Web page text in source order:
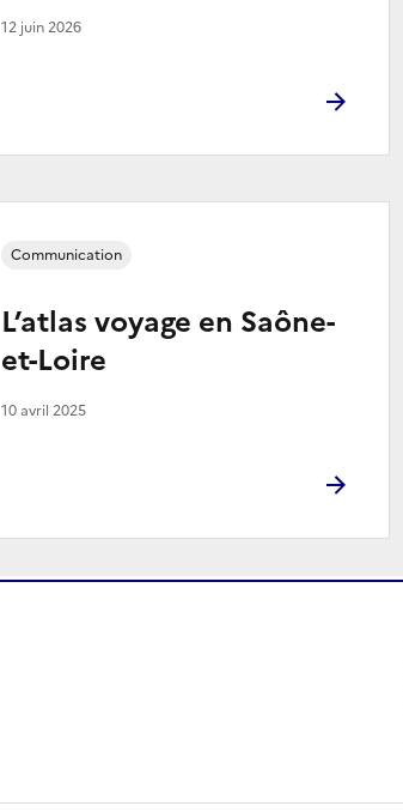
12 juin 2026
L’atlas voyage en Saône-
et-Loire
Communication
10 avril 2025